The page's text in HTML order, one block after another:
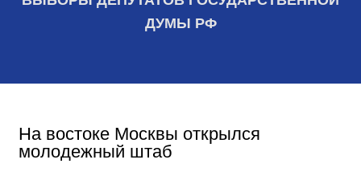
ДУМЫ РФ
На востоке Москвы открылся
молодежный штаб